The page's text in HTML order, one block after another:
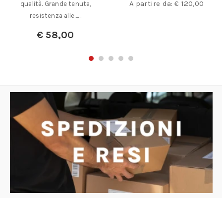
qualità. Grande tenuta,
resistenza alle……
58,00
A partire da: €120,00